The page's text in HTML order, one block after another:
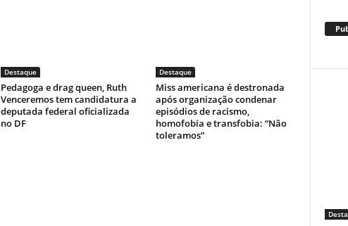
Destaque
Pedagoga e drag queen, Ruth
Venceremos tem candidatura a
deputada federal oficializada
no DF
Destaque
Miss americana é destronada
após organização condenar
episódios de racismo,
homofobia e transfobia: “Não
toleramos”